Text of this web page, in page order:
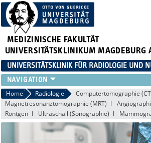
MEDIZINISCHE FAKULTÄT
UNIVERSITÄTSKLINIKUM MAGDEBURG
UNIVERSITÄTSKLINIK FÜR RADIOLOGIE UND
RADIOLOGIE
NUKLEARMEDIZIN
MIKROTHERAPIE
Home Radiologie
Computertomographie
Magnetresonanztomographie (MRT)
Röntgen
Ultraschall (Sonographie)